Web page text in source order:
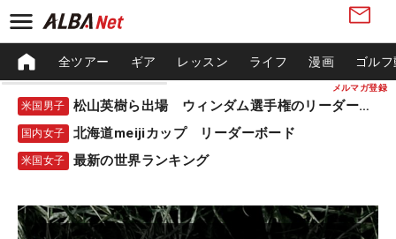
メルマガ登録
全ツアー ギア レッスン ライフ 漫画 ゴル
米国男子 松山英樹ら出場 ウィンダム選手権のリーダーボード
国内女子 北海道meijiカップ リーダーボード
米国女子 最新の世界ランキング